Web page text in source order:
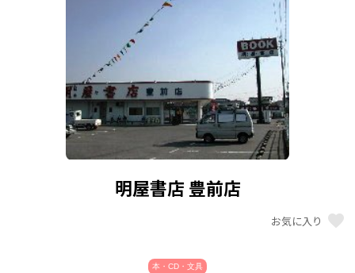
明屋書店 豊前店
お気に入り favorite
本・CD・文具